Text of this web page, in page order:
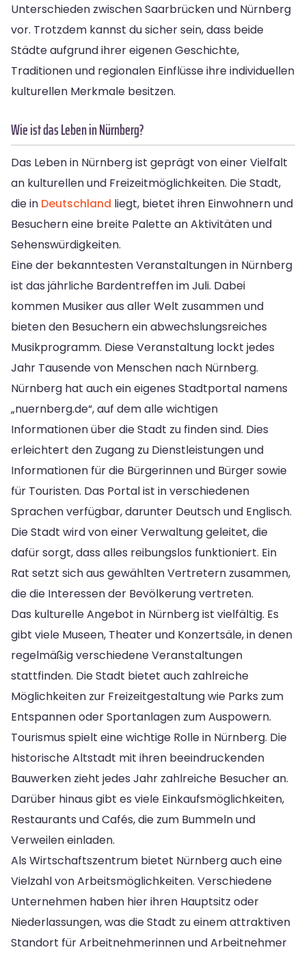
Unterschieden zwischen Saarbrücken und Nürnberg
vor. Trotzdem kannst du sicher sein, dass beide
Städte aufgrund ihrer eigenen Geschichte,
Traditionen und regionalen Einflüsse ihre individuellen
kulturellen Merkmale besitzen.
Wie ist das Leben in Nürnberg?
Das Leben in Nürnberg ist geprägt von einer Vielfalt
an kulturellen und Freizeitmöglichkeiten. Die Stadt,
die in Deutschland liegt, bietet ihren Einwohnern und
Besuchern eine breite Palette an Aktivitäten und
Sehenswürdigkeiten.
Eine der bekanntesten Veranstaltungen in Nürnberg
ist das jährliche Bardentreffen im Juli. Dabei
kommen Musiker aus aller Welt zusammen und
bieten den Besuchern ein abwechslungsreiches
Musikprogramm. Diese Veranstaltung lockt jedes
Jahr Tausende von Menschen nach Nürnberg.
Nürnberg hat auch ein eigenes Stadtportal namens
„nuernberg.de“, auf dem alle wichtigen
Informationen über die Stadt zu finden sind. Dies
erleichtert den Zugang zu Dienstleistungen und
Informationen für die Bürgerinnen und Bürger sowie
für Touristen. Das Portal ist in verschiedenen
Sprachen verfügbar, darunter Deutsch und Englisch.
Die Stadt wird von einer Verwaltung geleitet, die
dafür sorgt, dass alles reibungslos funktioniert. Ein
Rat setzt sich aus gewählten Vertretern zusammen,
die die Interessen der Bevölkerung vertreten.
Das kulturelle Angebot in Nürnberg ist vielfältig. Es
gibt viele Museen, Theater und Konzertsäle, in denen
regelmäßig verschiedene Veranstaltungen
stattfinden. Die Stadt bietet auch zahlreiche
Möglichkeiten zur Freizeitgestaltung wie Parks zum
Entspannen oder Sportanlagen zum Auspowern.
Tourismus spielt eine wichtige Rolle in Nürnberg. Die
historische Altstadt mit ihren beeindruckenden
Bauwerken zieht jedes Jahr zahlreiche Besucher an.
Darüber hinaus gibt es viele Einkaufsmöglichkeiten,
Restaurants und Cafés, die zum Bummeln und
Verweilen einladen.
Als Wirtschaftszentrum bietet Nürnberg auch eine
Vielzahl von Arbeitsmöglichkeiten. Verschiedene
Unternehmen haben hier ihren Hauptsitz oder
Niederlassungen, was die Stadt zu einem attraktiven
Standort für Arbeitnehmerinnen und Arbeitnehmer